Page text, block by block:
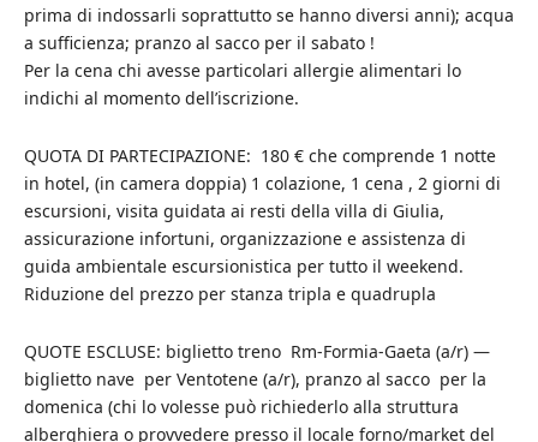
prima di indossarli soprattutto se hanno diversi anni); acqua
a sufficienza; pranzo al sacco per il sabato !
Per la cena chi avesse particolari allergie alimentari lo
indichi al momento dell’iscrizione.
QUOTA DI PARTECIPAZIONE: 180 € che comprende 1 notte
in hotel, (in camera doppia) 1 colazione, 1 cena , 2 giorni di
escursioni, visita guidata ai resti della villa di Giulia,
assicurazione infortuni, organizzazione e assistenza di
guida ambientale escursionistica per tutto il weekend.
Riduzione del prezzo per stanza tripla e quadrupla
QUOTE ESCLUSE: biglietto treno Rm-Formia-Gaeta (a/r) —
biglietto nave per Ventotene (a/r), pranzo al sacco per la
domenica (chi lo volesse può richiederlo alla struttura
alberghiera o provvedere presso il locale forno/market del